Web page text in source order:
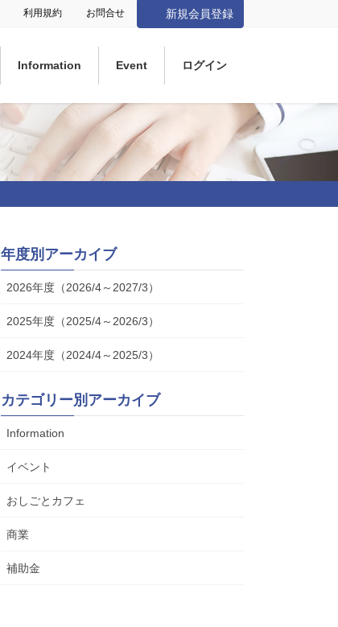
利用規約 お問合せ 新規会員登録
Information Event ログイン
年度別アーカイブ
2026年度（2026/4～2027/3）
2025年度（2025/4～2026/3）
2024年度（2024/4～2025/3）
カテゴリー別アーカイブ
Information
イベント
おしごとカフェ
商業
補助金